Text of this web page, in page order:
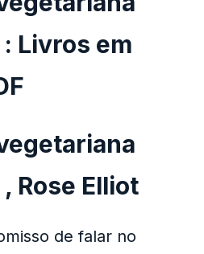
Livros em
Rose Elliot
de falar no